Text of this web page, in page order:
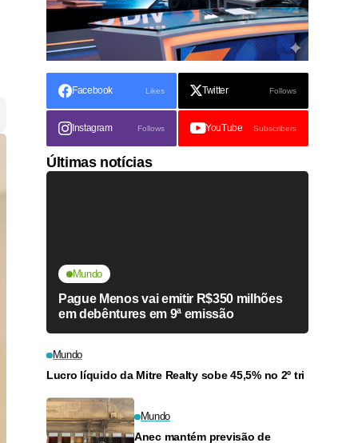
Facebook Likes Twitter Follows
Instagram Follows YouTube Subscribers
Últimas notícias
Mundo
Pague Menos vai emitir R$350 milhões
em debêntures em 9ª emissão
Mundo
Lucro líquido da Mitre Realty sobe 45,5% no 2º tri
Mundo
Anec mantém previsão de